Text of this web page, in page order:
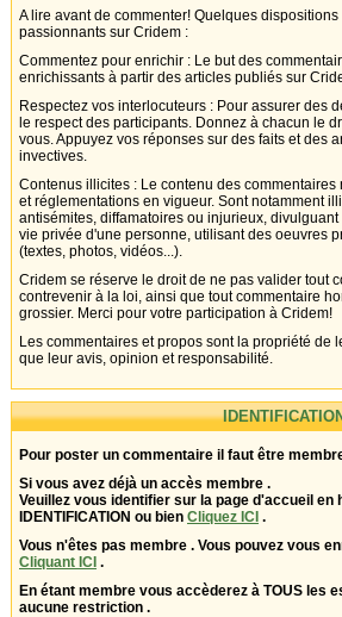
A lire avant de commenter! Quelques
passionnants sur Cridem :
Commentez pour enrichir : Le but des
enrichissants à partir des articles publiés sur
Respectez vos interlocuteurs : Pour assurer des
le respect des participants. Donnez à chacun le
vous. Appuyez vos réponses sur des faits et des
invectives.
Contenus illicites : Le contenu des
et réglementations en vigueur. Sont notamment
antisémites, diffamatoires ou injurieux,
vie privée d'une personne, utilisant des oeuvres
(textes, photos, vidéos...).
Cridem se réserve le droit de ne pas valider tout
contrevenir à la loi, ainsi que tout commentaire
grossier. Merci pour votre participation à Cridem!
Les commentaires et propos sont la propriété de
que leur avis, opinion et responsabilité.
Pour poster un commentaire il faut être
Si vous avez déjà un accès membre .
Veuillez vous identifier sur la page d'accueil en
IDENTIFICATION ou bien Cliquez ICI .
Vous n'êtes pas membre . Vous pouvez vous
Cliquant ICI .
En étant membre vous accèderez à TOUS les
aucune restriction .